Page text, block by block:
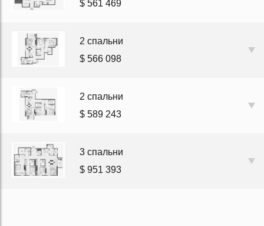
$ 561 469
2 спальни
$ 566 098
2 спальни
$ 589 243
3 спальни
$ 951 393